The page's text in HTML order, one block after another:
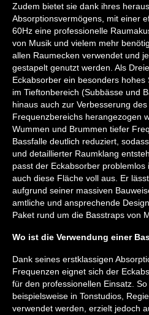
Zudem bietet sie dank ihres
Absorptionsvermögens, mit einer
60Hz eine professionelle
von Musik und vielem mehr
allen Raumecken verwendet und
gestapelt genutzt werden. Als
Eckabsorber ein besonders
im Tieftonbereich (Subbässe und
hinaus auch zur Verbesserung
Frequenzbereichs herangezogen
Wummen und Brummen tiefer
Bassfalle deutlich reduziert,
und detaillierter Raumklang
passt der Eckabsorber
auch diese Fläche voll aus. Er
aufgrund seiner massiven
amtliche und ansprechende
Paket rund um die Basstraps von
Wo ist die Verwendung einer
Dank seines erstklassigen
Frequenzen eignet sich der
für den professionellen Einsatz.
beispielsweise in Tonstudios,
verwendet werden, erzielt jedoch